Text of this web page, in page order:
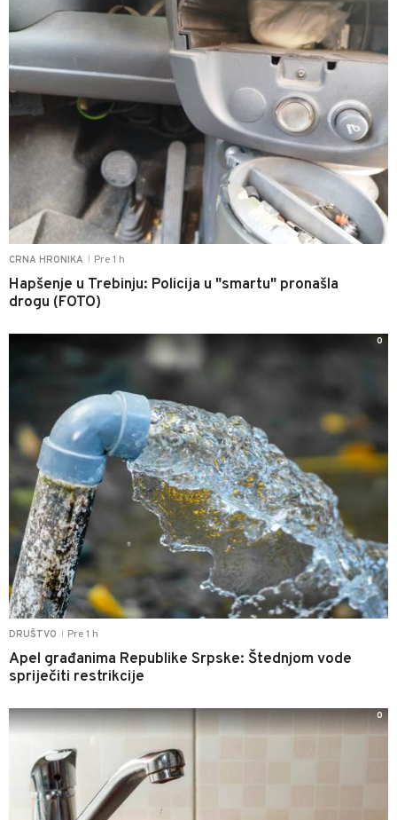
CRNA HRONIKA Pre 1 h
Hapšenje u Trebinju: Policija u "smartu" pronašla
drogu (FOTO)
DRUŠTVO Pre 1 h
Apel građanima Republike Srpske: Štednjom vode
spriječiti restrikcije
0
0